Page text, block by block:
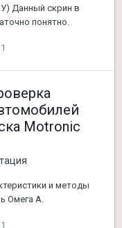
Данный скрин в
понятно.
1
Motronic
и методы
Омега А.
1